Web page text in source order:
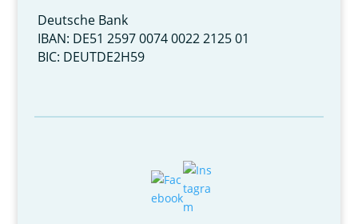
Deutsche Bank
IBAN: DE51 2597 0074 0022 2125 01
BIC: DEUTDE2H59